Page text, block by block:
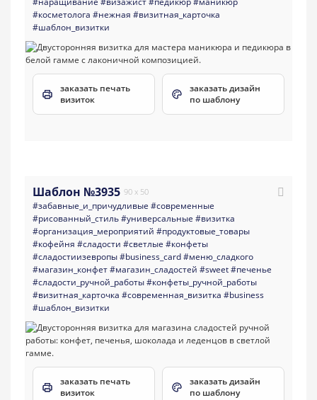
#косметолога #нежная #визитная_карточка
#шаблон_визитки
заказать печать
визиток
заказать дизайн
по шаблону
Шаблон №3935 90 x 50
#забавные_и_причудливые #современные
#рисованный_стиль#универсальные #визитка
#организация_мероприятий #продуктовые_товары
#кофейня #сладости #светлые #конфеты
#сладостиизевропы#business_card#меню_сладкого
#магазин_конфет#магазин_сладостей #sweet#печенье
#сладости_ручной_работы#конфеты_ручной_работы
#визитная_карточка #современная_визитка #business
#шаблон_визитки
заказать печать
визиток
заказать дизайн
по шаблону